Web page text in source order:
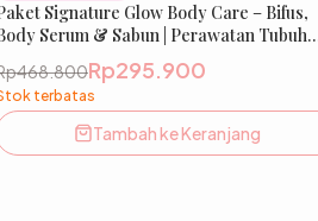
New
Signature Glow Body Care – Bifus,
Serum & Sabun | Perawatan Tubuh
untuk Tampilan Lebih Cerah & Sehat, Kulit
Bersih & Terawat | IBELLE SKIN
Rp295.900
terbatas
Tambah ke Keranjang